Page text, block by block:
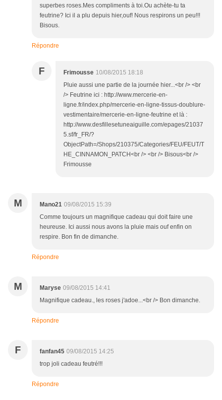
superbes roses.Mes compliments à toi.Ou achète-tu ta
feutrine? Ici il a plu depuis hier,ouf! Nous respirons un peu!!!
Bisous.
Répondre
F Frimousse 10/08/2015 18:18
Pluie aussi une partie de la journée hier...<br /> <br
/> Feutrine ici : http://www.mercerie-en-
ligne.fr/index.php/mercerie-en-ligne-tissus-doublure-
vestimentaire/mercerie-en-ligne-feutrine et là :
http://www.desfillesetuneaiguille.com/epages/21037
5.sf/fr_FR/?
ObjectPath=/Shops/210375/Categories/FEU/FEUT/T
HE_CINNAMON_PATCH<br /> <br /> Bisous<br />
Frimousse
M Mano21 09/08/2015 15:39
Comme toujours un magnifique cadeau qui doit faire une
heureuse. Ici aussi nous avons la pluie mais ouf enfin on
respire. Bon fin de dimanche.
Répondre
M Maryse 09/08/2015 14:41
Magnifique cadeau., les roses j'adoe...<br /> Bon dimanche.
Répondre
F fanfan45 09/08/2015 14:25
trop joli cadeau feutré!!!
Répondre